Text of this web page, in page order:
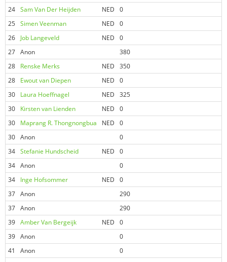
24 Sam Van Der Heijden NED 0
25 Simen Veenman NED 0
26
Job Langeveld NED 0
27 Anon 380
28
Renske Merks NED 350
28
Ewout van Diepen NED 0
30
Laura Hoeffnagel NED 325
30
Kirsten van Lienden NED 0
30
Maprang R. Thongnongbua NED 0
30 Anon 0
34 Stefanie Hundscheid NED 0
34 Anon 0
34
Inge Hofsommer NED 0
37 Anon 290
37 Anon 290
39 Amber Van Bergeijk NED 0
39 Anon 0
41
Anon 0